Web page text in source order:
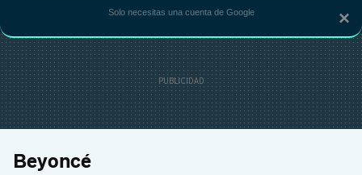
ESTRENOS REALITY ANIME RANKINGS CINE
Beyoncé
×
Solo necesitas una cuenta de Google